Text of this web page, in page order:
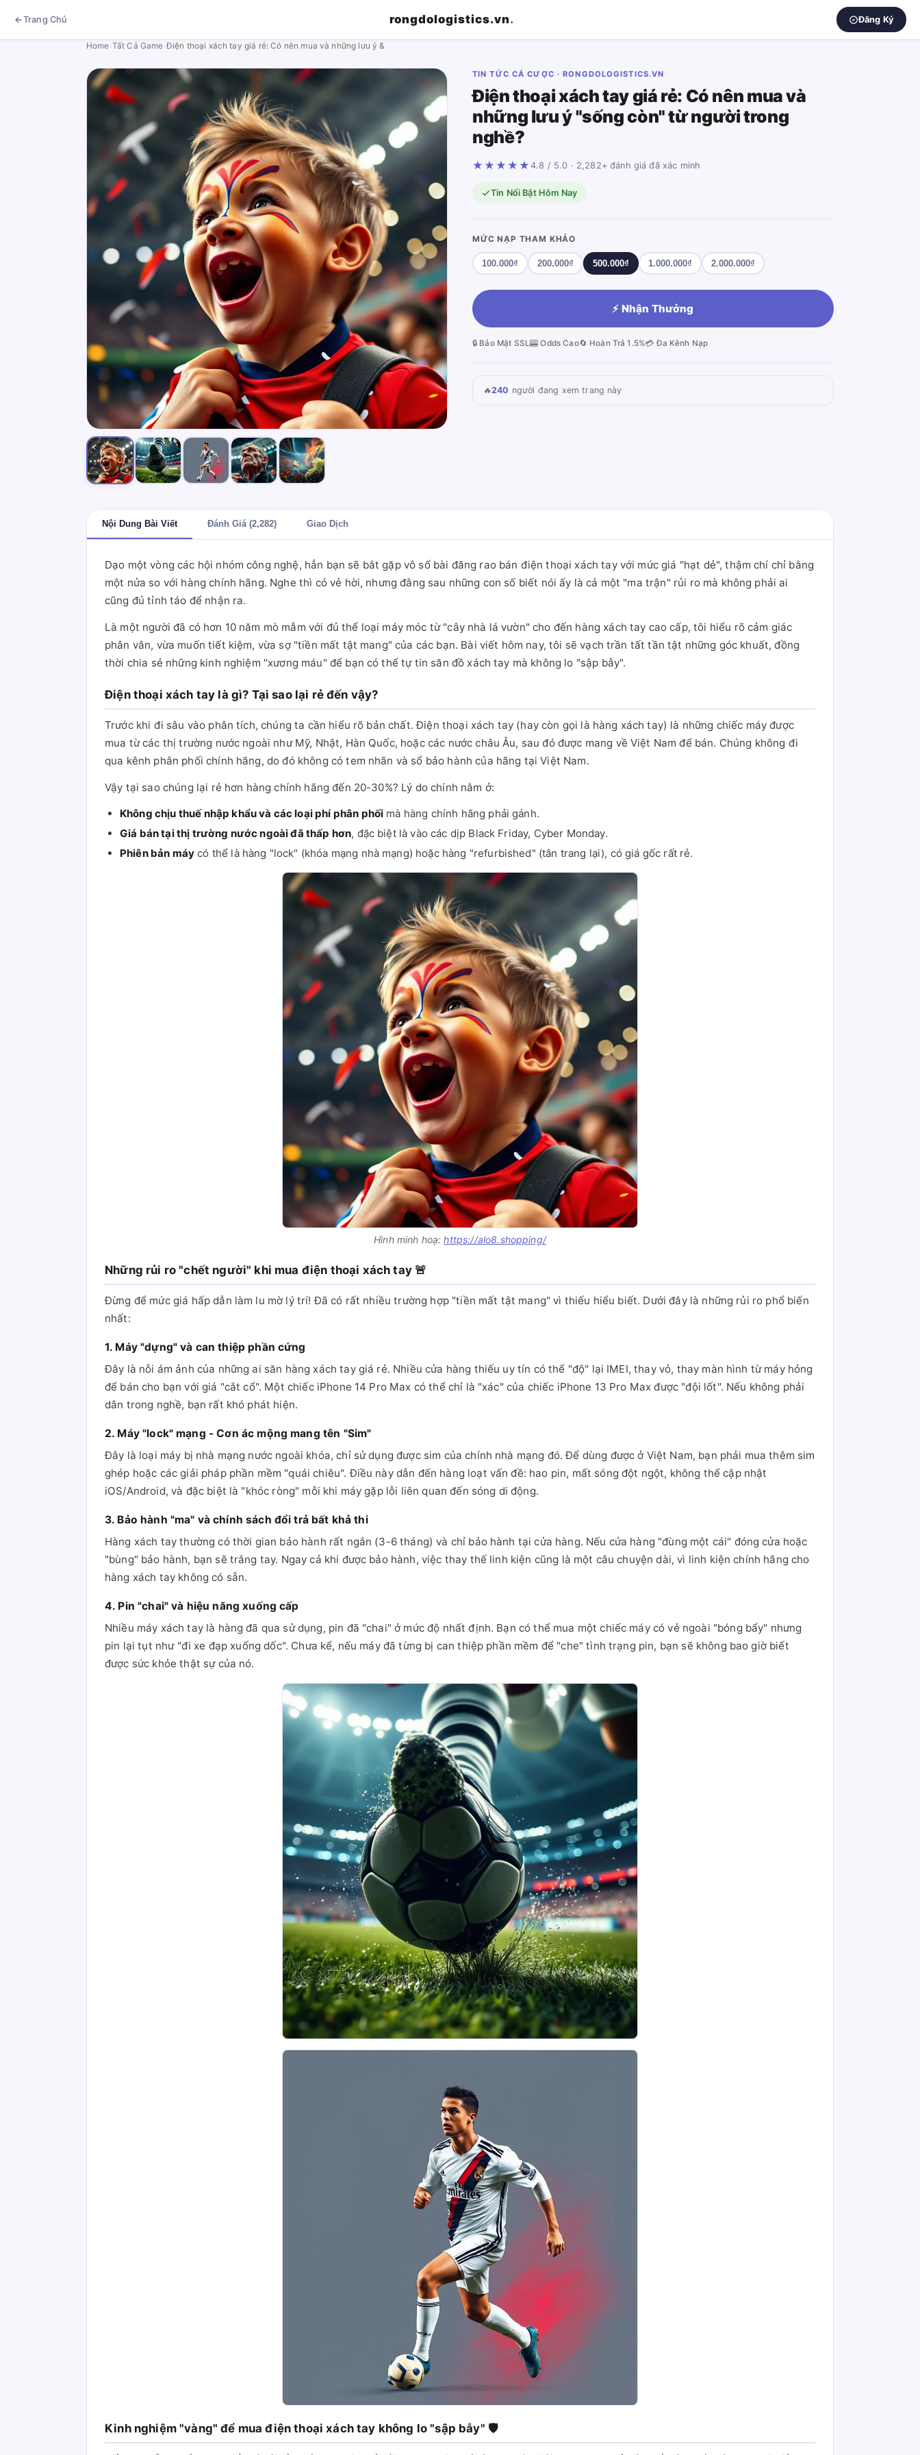
Trang Chủ rongdologistics.vn. Đăng Ký
Home Tất Cả Game ›Điện thoại xách tay giá rẻ: Có nên mua và những lưu ý &
TIN TỨC CÁ CƯỢC · RONGDOLOGISTICS.VN
Điện thoại xách tay giá rẻ: Có nên mua và
những lưu ý "sống còn" từ người trong
nghề?
★★★★★ 4.8 / 5.0 · 2,282+ đánh giá đã xác minh
Tin Nổi Bật Hôm Nay
MỨC NẠP THAM KHẢO
100.000₫ 200.000₫ 500.000₫ 1.000.000₫ 2.000.000₫
⚡ Nhận Thưởng
🔒 Bảo Mật SSL🎰 Odds Cao🔄 Hoàn Trả 1.5%💳 Đa Kênh Nạp
🔥240 người đang xem trang này
Nội Dung Bài Viết Đánh Giá (2,282) Giao Dịch
Dạo một vòng các hội nhóm công nghệ, hẳn bạn sẽ bắt gặp vô số bài đăng rao bán điện thoại xách tay với mức giá "hạt dẻ", thậm chí chỉ bằng
một nửa so với hàng chính hãng. Nghe thì có vẻ hời, nhưng đằng sau những con số biết nói ấy là cả một "ma trận" rủi ro mà không phải ai
cũng đủ tỉnh táo để nhận ra.
Là một người đã có hơn 10 năm mò mẫm với đủ thể loại máy móc từ "cây nhà lá vườn" cho đến hàng xách tay cao cấp, tôi hiểu rõ cảm giác
phân vân, vừa muốn tiết kiệm, vừa sợ "tiền mất tật mang" của các bạn. Bài viết hôm nay, tôi sẽ vạch trần tất tần tật những góc khuất, đồng
thời chia sẻ những kinh nghiệm "xương máu" để bạn có thể tự tin săn đồ xách tay mà không lo "sập bẫy".
Điện thoại xách tay là gì? Tại sao lại rẻ đến vậy?
Trước khi đi sâu vào phân tích, chúng ta cần hiểu rõ bản chất. Điện thoại xách tay (hay còn gọi là hàng xách tay) là những chiếc máy được
mua từ các thị trường nước ngoài như Mỹ, Nhật, Hàn Quốc, hoặc các nước châu Âu, sau đó được mang về Việt Nam để bán. Chúng không đi
qua kênh phân phối chính hãng, do đó không có tem nhãn và sổ bảo hành của hãng tại Việt Nam.
Vậy tại sao chúng lại rẻ hơn hàng chính hãng đến 20-30%? Lý do chính nằm ở:
Không chịu thuế nhập khẩu và các loại phí phân phối mà hàng chính hãng phải gánh.
Giá bán tại thị trường nước ngoài đã thấp hơn, đặc biệt là vào các dịp Black Friday, Cyber Monday.
Phiên bản máy có thể là hàng "lock" (khóa mạng nhà mạng) hoặc hàng "refurbished" (tân trang lại), có giá gốc rất rẻ.
Hình minh hoạ:https://alo8.shopping/
Những rủi ro "chết người" khi mua điện thoại xách tay 🚨
Đừng để mức giá hấp dẫn làm lu mờ lý trí! Đã có rất nhiều trường hợp "tiền mất tật mang" vì thiếu hiểu biết. Dưới đây là những rủi ro phổ biến
nhất:
1. Máy "dựng" và can thiệp phần cứng
Đây là nỗi ám ảnh của những ai săn hàng xách tay giá rẻ. Nhiều cửa hàng thiếu uy tín có thể "độ" lại IMEI, thay vỏ, thay màn hình từ máy hỏng
để bán cho bạn với giá "cắt cổ". Một chiếc iPhone 14 Pro Max có thể chỉ là "xác" của chiếc iPhone 13 Pro Max được "đội lốt". Nếu không phải
dân trong nghề, bạn rất khó phát hiện.
2. Máy "lock" mạng - Cơn ác mộng mang tên "Sim"
Đây là loại máy bị nhà mạng nước ngoài khóa, chỉ sử dụng được sim của chính nhà mạng đó. Để dùng được ở Việt Nam, bạn phải mua thêm sim
ghép hoặc các giải pháp phần mềm "quái chiêu". Điều này dẫn đến hàng loạt vấn đề: hao pin, mất sóng đột ngột, không thể cập nhật
iOS/Android, và đặc biệt là "khóc ròng" mỗi khi máy gặp lỗi liên quan đến sóng di động.
3. Bảo hành "ma" và chính sách đổi trả bất khả thi
Hàng xách tay thường có thời gian bảo hành rất ngắn (3-6 tháng) và chỉ bảo hành tại cửa hàng. Nếu cửa hàng "đùng một cái" đóng cửa hoặc
"bùng" bảo hành, bạn sẽ trắng tay. Ngay cả khi được bảo hành, việc thay thế linh kiện cũng là một câu chuyện dài, vì linh kiện chính hãng cho
hàng xách tay không có sẵn.
4. Pin "chai" và hiệu năng xuống cấp
Nhiều máy xách tay là hàng đã qua sử dụng, pin đã "chai" ở mức độ nhất định. Bạn có thể mua một chiếc máy có vẻ ngoài "bóng bẩy" nhưng
pin lại tụt như "đi xe đạp xuống dốc". Chưa kể, nếu máy đã từng bị can thiệp phần mềm để "che" tình trạng pin, bạn sẽ không bao giờ biết
được sức khỏe thật sự của nó.
Kinh nghiệm "vàng" để mua điện thoại xách tay không lo "sập bẫy" 🛡️